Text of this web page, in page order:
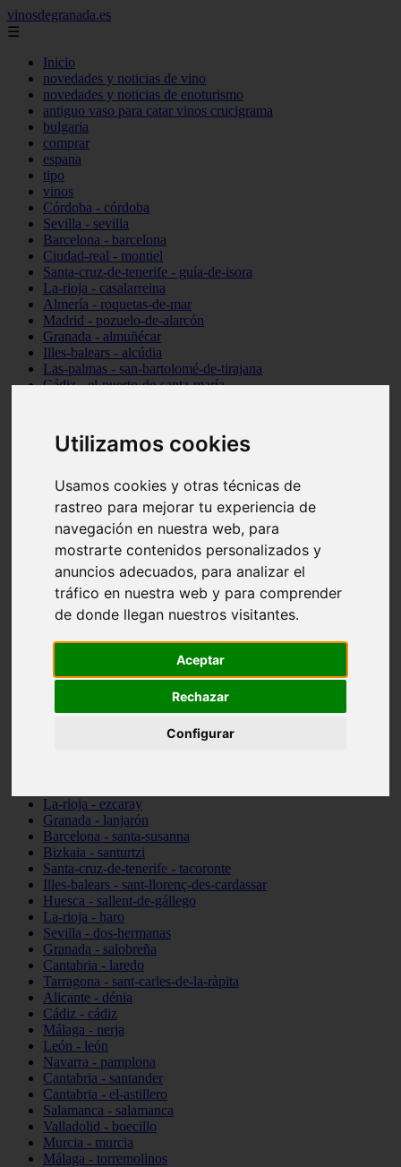
Utilizamos cookies
Usamos cookies y otras técnicas de
rastreo para mejorar tu experiencia de
navegación en nuestra web, para
mostrarte contenidos personalizados y
anuncios adecuados, para analizar el
tráfico en nuestra web y para comprender
de donde llegan nuestros visitantes.
Aceptar
Rechazar
Configurar
vinosdegranada.es
☰
Inicio
novedades y noticias de vino
novedades y noticias de enoturismo
antiguo vaso para catar vinos crucigrama
bulgaria
comprar
espana
tipo
vinos
Córdoba - córdoba
Sevilla - sevilla
Barcelona - barcelona
Ciudad-real - montiel
Santa-cruz-de-tenerife - guía-de-isora
La-rioja - casalarreina
Almería - roquetas-de-mar
Madrid - pozuelo-de-alarcón
Granada - almuñécar
Illes-balears - alcúdia
Las-palmas - san-bartolomé-de-tirajana
Cádiz - el-puerto-de-santa-maría
Santa-cruz-de-tenerife - los-llanos-de-aridane
Cantabria - suances
Granada - monachil
Huesca - isábena
Huesca - alquézar
Huesca - castejón-de-sos
Sevilla - marinaleda
Córdoba - almedinilla
Navarra - zangoza
Cantabria - arenas-de-iguña
Barcelona - la-pobla-de-lillet
Las-palmas - yaiza
Valladolid - fuensaldaña
La-rioja - ezcaray
Granada - lanjarón
Barcelona - santa-susanna
Bizkaia - santurtzi
Santa-cruz-de-tenerife - tacoronte
Illes-balears - sant-llorenç-des-cardassar
Huesca - sallent-de-gállego
La-rioja - haro
Sevilla - dos-hermanas
Granada - salobreña
Cantabria - laredo
Tarragona - sant-carles-de-la-ràpita
Alicante - dénia
Cádiz - cádiz
Málaga - nerja
León - león
Navarra - pamplona
Cantabria - santander
Cantabria - el-astillero
Salamanca - salamanca
Valladolid - boecillo
Murcia - murcia
Málaga - torremolinos